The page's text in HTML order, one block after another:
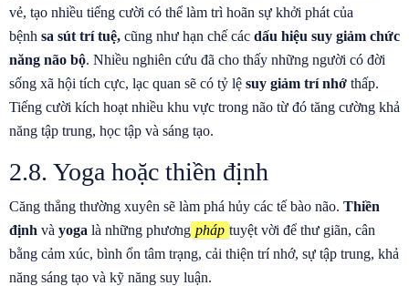
vẻ, tạo nhiều tiếng cười có thể làm trì hoãn sự khởi phát của
bệnh sa sút trí tuệ, cũng như hạn chế các dấu hiệu suy giảm chức
năng não bộ. Nhiều nghiên cứu đã cho thấy những người có đời
sống xã hội tích cực, lạc quan sẽ có tỷ lệ suy giảm trí nhớ thấp.
Tiếng cười kích hoạt nhiều khu vực trong não từ đó tăng cường khả
năng tập trung, học tập và sáng tạo.
2.8. Yoga hoặc thiền định
Căng thẳng thường xuyên sẽ làm phá hủy các tế bào não. Thiền
định và yoga là những phương pháp tuyệt vời để thư giãn, cân
bằng cảm xúc, bình ổn tâm trạng, cải thiện trí nhớ, sự tập trung, khả
năng sáng tạo và kỹ năng suy luận.